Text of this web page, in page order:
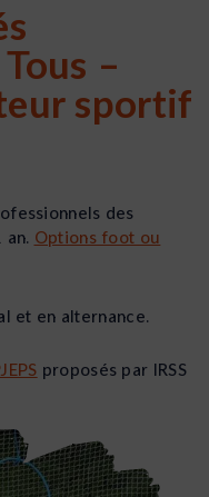
–
sportif
des
Options foot ou
et en alternance.
proposés par IRSS